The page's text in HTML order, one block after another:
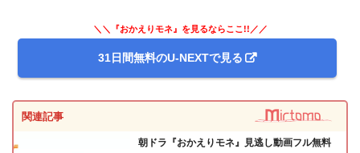
＼＼『おかえりモネ』を見るならここ!!／／
31日間無料のU-NEXTで見る
関連記事
朝ドラ『おかえりモネ』見逃し動画フル無料